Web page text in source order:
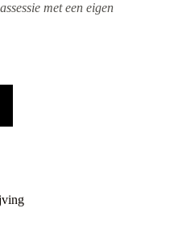
met een eigen